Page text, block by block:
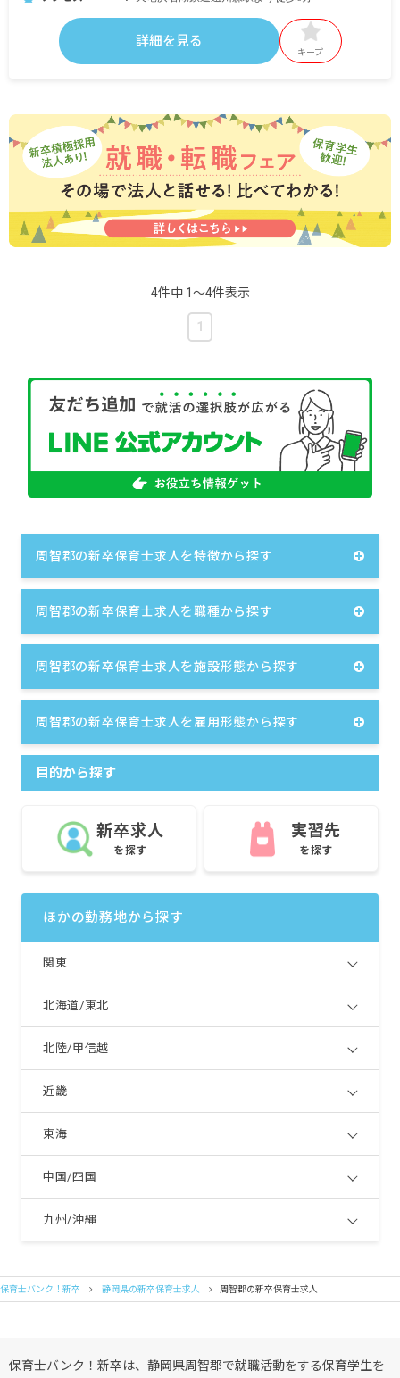
詳細を見る
キープ
4件中 1〜4件表示
1
周智郡の新卒保育士求人を特徴から探す
周智郡の新卒保育士求人を職種から探す
周智郡の新卒保育士求人を施設形態から探す
周智郡の新卒保育士求人を雇用形態から探す
目的から探す
新卒求人
を探す
実習先
を探す
ほかの勤務地から探す
関東
北海道/東北
北陸/甲信越
近畿
東海
中国/四国
九州/沖縄
保育士バンク！新卒 静岡県の新卒保育士求人 周智郡の新卒保育士求人
保育士バンク！新卒は、静岡県周智郡で就職活動をする保育学生を